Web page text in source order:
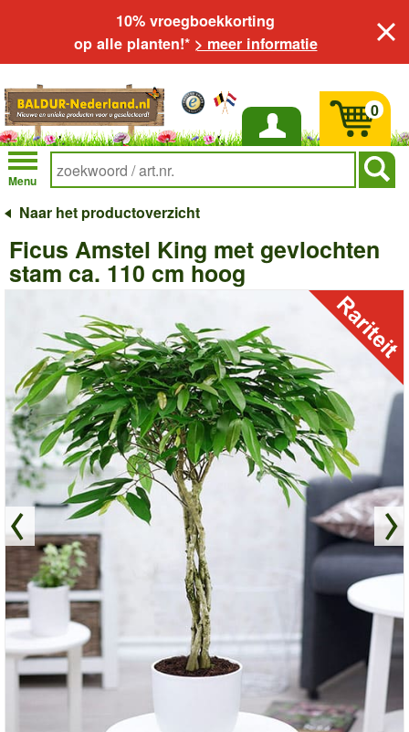
10% vroegboekkorting
op alle planten!* > meer informatie
Inloggen
Menu
0
Naar het productoverzicht
Ficus Amstel King met gevlochten
stam ca. 110 cm hoog